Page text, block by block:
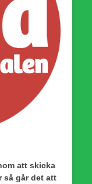
att skicka
så går det att